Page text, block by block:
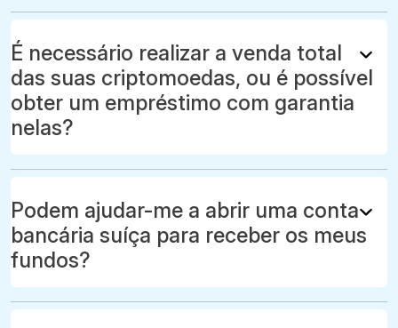
É necessário realizar a venda total
das suas criptomoedas, ou é possível
obter um empréstimo com garantia
nelas?
Podem ajudar-me a abrir uma conta
bancária suíça para receber os meus
fundos?